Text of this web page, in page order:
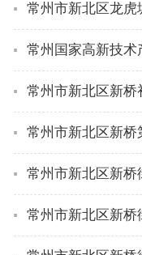
常州市新北区龙虎
常州国家高新技术
常州市新北区新桥
常州市新北区新桥
常州市新北区新桥
常州市新北区新桥